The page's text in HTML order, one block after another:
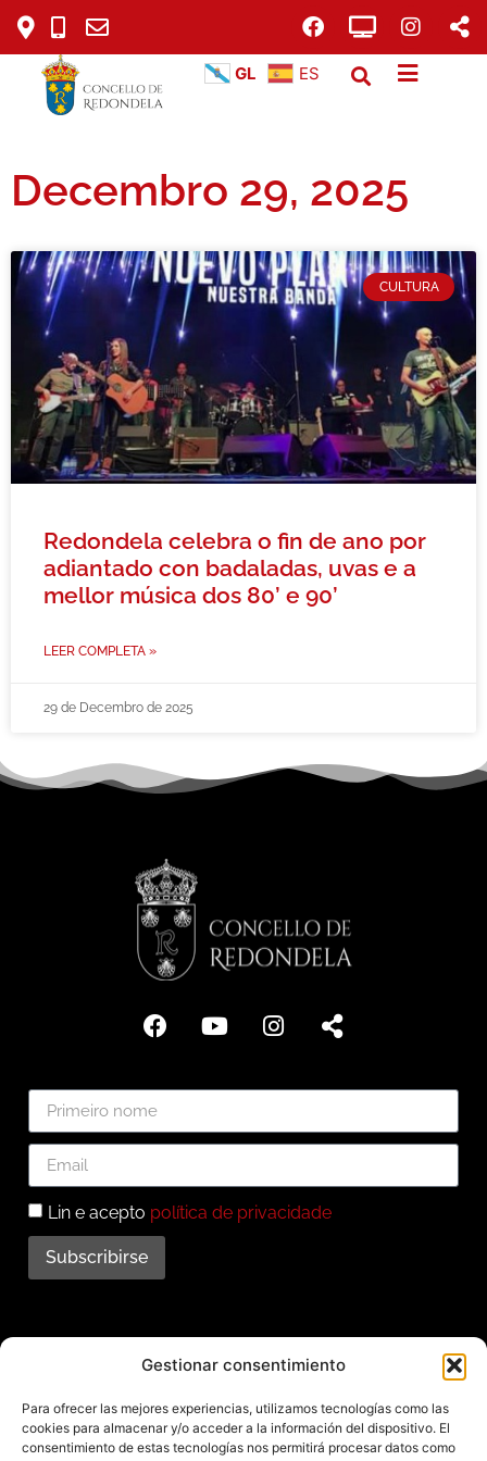
Gestionar consentimiento
Para ofrecer las mejores experiencias, utilizamos tecnologías como las
cookies para almacenar y/o acceder a la información del dispositivo. El
consentimiento de estas tecnologías nos permitirá procesar datos como
GL ES
Decembro 29, 2025
CULTURA
Redondela celebra o fin de ano por
adiantado con badaladas, uvas e a
mellor música dos 80’ e 90’
LEER COMPLETA »
29 de Decembro de 2025
Lin e acepto política de privacidade
Subscribirse
Subscríbete ao noso
boletín
Mantente informado das últimas novidades e